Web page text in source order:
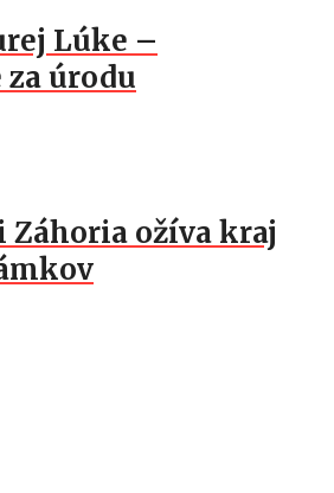
Lúke –
za úrodu
Záhoria ožíva kraj